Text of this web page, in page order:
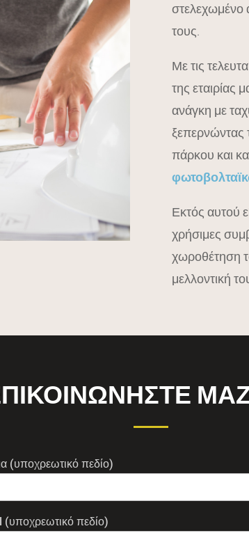
στελεχωμένο
τους.
Με τις
της εταιρίας
ανάγκη με
ξεπερνώντας
πάρκου και
Εκτός αυτού
χρήσιμες
χωροθέτηση
μελλοντική
(υποχρεωτικό πεδίο)
(υποχρεωτικό πεδίο)